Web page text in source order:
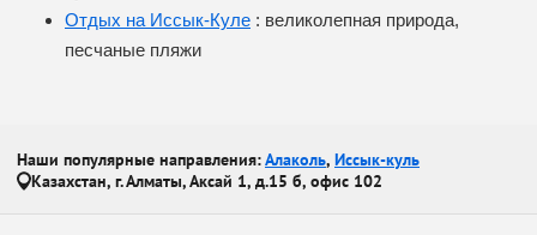
Отдых на Иссык-Куле : великолепная природа,
песчаные пляжи
Наши популярные направления:Алаколь, Иссык-куль
Казахстан, г. Алматы, Аксай 1, д.15 б, офис 102